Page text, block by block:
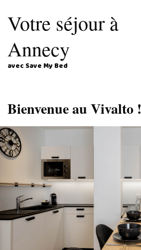
Votre séjour à
Annecy
avec Save My Bed
Bienvenue au Vivalto !